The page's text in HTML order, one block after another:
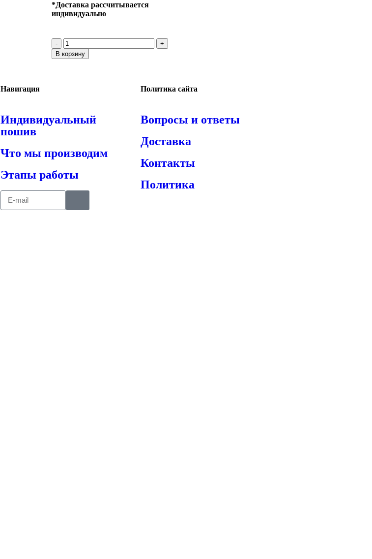
*Доставка рассчитывается
индивидуально
В корзину
Навигация
Индивидуальный
пошив
Что мы производим
Этапы работы
Политика сайта
Вопросы и ответы
Доставка
Контакты
Политика